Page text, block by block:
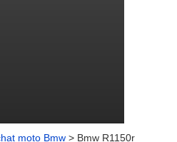
moto Bmw > Bmw R1150r